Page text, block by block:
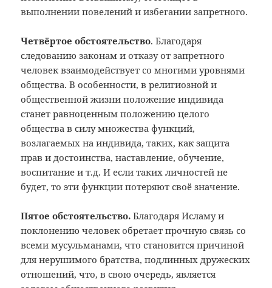
выполнении повелений и избегании запретного.
Четвёртое обстоятельство. Благодаря
следованию законам и отказу от запретного
человек взаимодействует со многими уровнями
общества. В особенности, в религиозной и
общественной жизни положение индивида
станет равноценным положению целого
общества в силу множества функций,
возлагаемых на индивида, таких, как защита
прав и достоинства, наставление, обучение,
воспитание и т.д. И если таких личностей не
будет, то эти функции потеряют своё значение.
Пятое обстоятельство. Благодаря Исламу и
поклонению человек обретает прочную связь со
всеми мусульманами, что становится причиной
для нерушимого братства, подлинных дружеских
отношений, что, в свою очередь, является